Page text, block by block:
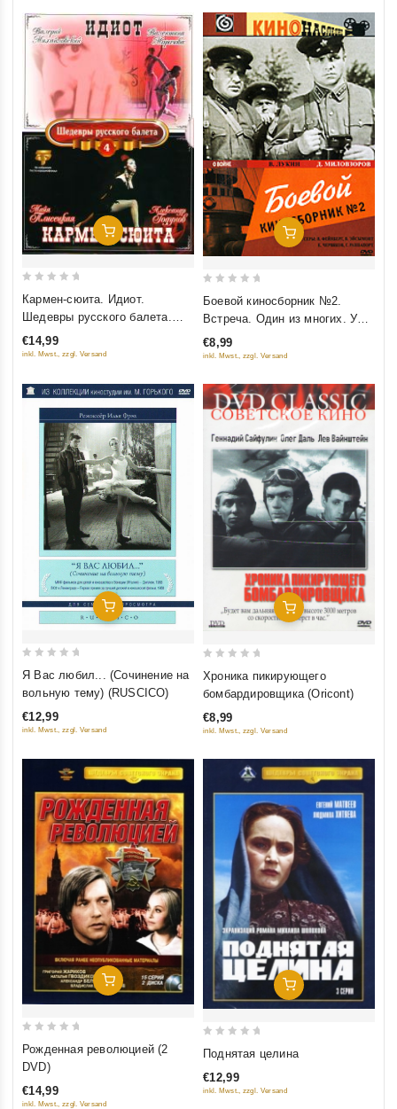
Добавить В Корзину
out
5
Кармен-сюита. Идиот.
Шедевры русского балета.
Выпуск 4 (Подарочное
издание)
€14,99
inkl. Mwst., zzgl. Versand
Добавить В Корзину
5
Боевой киносборник №2.
Встреча. Один из многих. У
старой няни. Сто за одного.
Случай на телеграфе
€8,99
inkl. Mwst., zzgl. Versand
Добавить В Корзину
5
Я Вас любил... (Сочинение на
вольную тему) (RUSCICO)
€12,99
inkl. Mwst., zzgl. Versand
Добавить В Корзину
out
5
Хроника пикирующего
бомбардировщика (Oricont)
€8,99
inkl. Mwst., zzgl. Versand
Добавить В Корзину
5
Рожденная революцией (2
DVD)
€14,99
inkl. Mwst., zzgl. Versand
Добавить В Корзину
out
of
Поднятая целина
€12,99
inkl. Mwst., zzgl. Versand